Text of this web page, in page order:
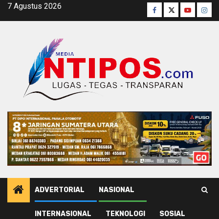
Skip7 Agustus 2026 Facebook
TwitterYoutube
ADVERTORIAL NASIONAL
INTERNASIONAL TEKNOLOGI SOSIAL
Pemerintahan